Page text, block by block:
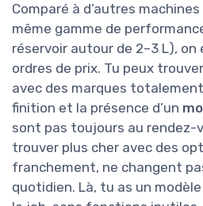
Comparé à d’autres
même gamme de
réservoir autour de 2–3 L), on
ordres de prix. Tu peux
avec des marques
finition et la présence d’un
sont pas toujours au rendez-
trouver plus cher avec des
franchement, ne changent
quotidien. Là, tu as un